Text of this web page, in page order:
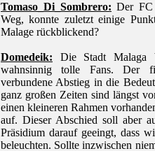
Tomaso_Di_Sombrero: Der FC
Weg, konnte zuletzt einige
Malage rückblickend?
Domedeik: Die Stadt Malaga
wahnsinnig tolle Fans. Der
verbundene Abstieg in die
ganz großen Zeiten sind längst
einen kleineren Rahmen
auf. Dieser Abschied soll aber
Präsidium darauf geeingt, dass
beleuchten. Sollte inzwischen